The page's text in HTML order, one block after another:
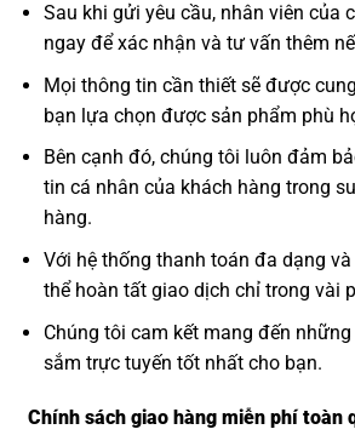
Sau khi gửi yêu cầu, nhân viên của
ngay để xác nhận và tư vấn thêm
Mọi thông tin cần thiết sẽ được
bạn lựa chọn được sản phẩm phù
Bên cạnh đó, chúng tôi luôn đảm
tin cá nhân của khách hàng trong
hàng.
Với hệ thống thanh toán đa dạng
thể hoàn tất giao dịch chỉ trong vài
Chúng tôi cam kết mang đến
sắm trực tuyến tốt nhất cho bạn.
Chính sách giao hàng miễn phí toàn